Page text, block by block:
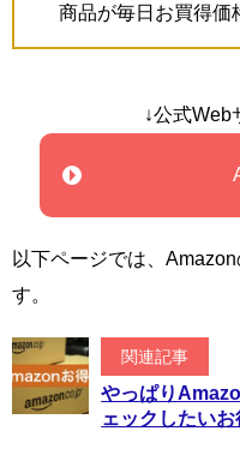
商品が毎日お買得価
↓公式Web
以下ページでは、
す。
関連記事
やっぱり
ェックしたい